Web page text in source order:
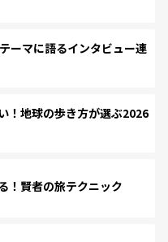
ーマに語るインタビュー連
！地球の歩き方が選ぶ2026
！賢者の旅テクニック